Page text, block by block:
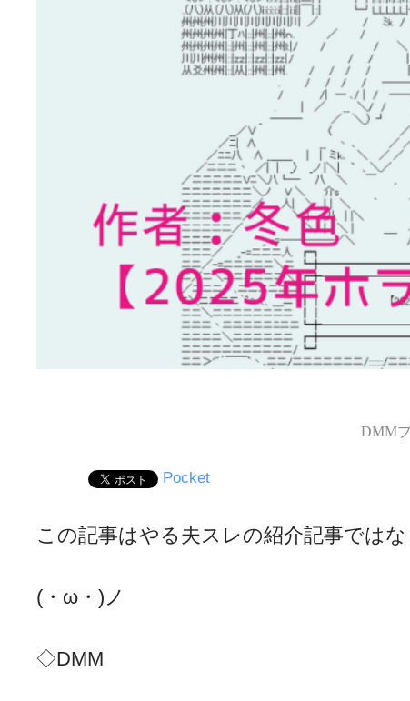
DMM
Pocket
この記事はやる夫スレの紹介記事では
(・ω・)ノ
◇DMM